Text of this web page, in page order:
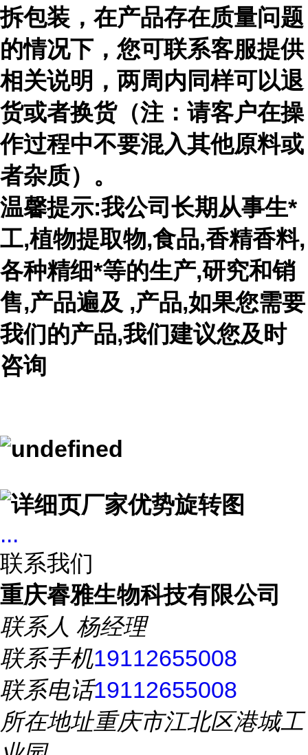
拆包装，在产品存在质量问题
的情况下，您可联系客服提供
相关说明，两周内同样可以退
货或者换货（注：请客户在操
作过程中不要混入其他原料或
者杂质）。
温馨提示:我公司长期从事生*
工,植物提取物,食品,香精香料,
各种精细*等的生产,研究和销
售,产品遍及 ,产品,如果您需要
我们的产品,我们建议您及时
咨询
...
联系我们
重庆睿雅生物科技有限公司
联系人 杨经理
联系手机19112655008
联系电话19112655008
所在地址重庆市江北区港城工